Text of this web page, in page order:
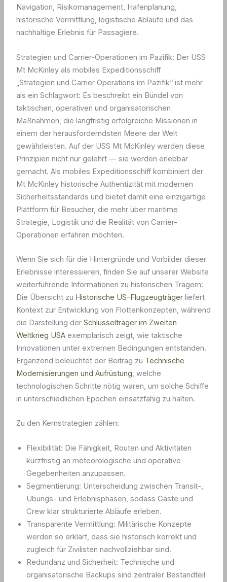
Navigation, Risikomanagement, Hafenplanung,
historische Vermittlung, logistische Abläufe und das
nachhaltige Erlebnis für Passagiere.
Strategien und Carrier-Operationen im Pazifik: Der USS
Mt McKinley als mobiles Expeditionsschiff
„Strategien und Carrier Operations im Pazifik“ ist mehr
als ein Schlagwort: Es beschreibt ein Bündel von
taktischen, operativen und organisatorischen
Maßnahmen, die langfristig erfolgreiche Missionen in
einem der herausforderndsten Meere der Welt
gewährleisten. Auf der USS Mt McKinley werden diese
Prinzipien nicht nur gelehrt — sie werden erlebbar
gemacht. Als mobiles Expeditionsschiff kombiniert der
Mt McKinley historische Authentizität mit modernen
Sicherheitsstandards und bietet damit eine einzigartige
Plattform für Besucher, die mehr über maritime
Strategie, Logistik und die Realität von Carrier-
Operationen erfahren möchten.
Wenn Sie sich für die Hintergründe und Vorbilder dieser
Erlebnisse interessieren, finden Sie auf unserer Website
weiterführende Informationen zu historischen Trägern:
Die Übersicht zu Historische US-Flugzeugträgerliefert
Kontext zur Entwicklung von Flottenkonzepten, während
die Darstellung der Schlüsselträger im Zweiten
Weltkrieg USAexemplarisch zeigt, wie taktische
Innovationen unter extremen Bedingungen entstanden.
Ergänzend beleuchtet der Beitrag zu Technische
Modernisierungen und Aufrüstung, welche
technologischen Schritte nötig waren, um solche Schiffe
in unterschiedlichen Epochen einsatzfähig zu halten.
Zu den Kernstrategien zählen:
Flexibilität: Die Fähigkeit, Routen und Aktivitäten
kurzfristig an meteorologische und operative
Gegebenheiten anzupassen.
Segmentierung: Unterscheidung zwischen Transit-,
Übungs- und Erlebnisphasen, sodass Gäste und
Crew klar strukturierte Abläufe erleben.
Transparente Vermittlung: Militärische Konzepte
werden so erklärt, dass sie historisch korrekt und
zugleich für Zivilisten nachvollziehbar sind.
Redundanz und Sicherheit: Technische und
organisatorische Backups sind zentraler Bestandteil